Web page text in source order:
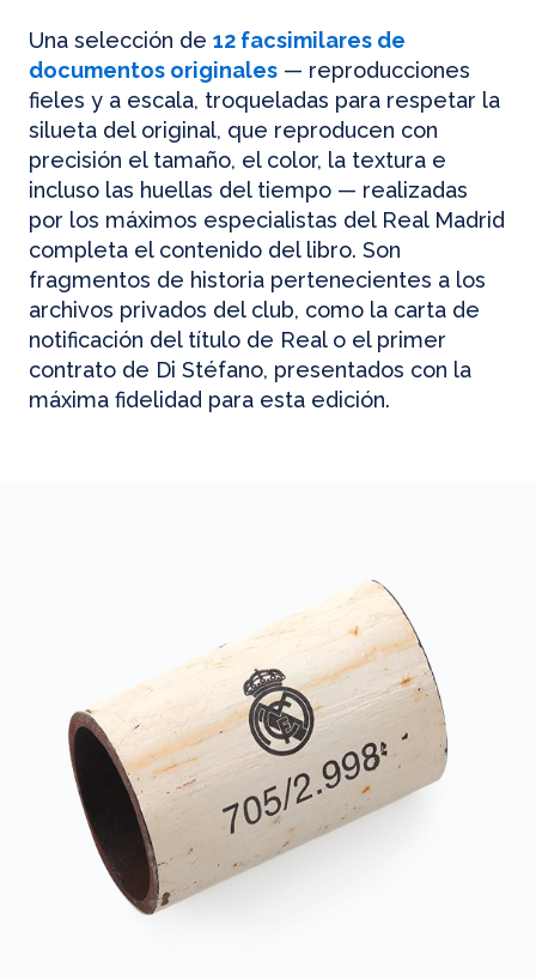
Una selección de 12 facsimilares de
documentos originales — reproducciones
fieles y a escala, troqueladas para respetar la
silueta del original, que reproducen con
precisión el tamaño, el color, la textura e
incluso las huellas del tiempo — realizadas
por los máximos especialistas del Real Madrid
completa el contenido del libro. Son
fragmentos de historia pertenecientes a los
archivos privados del club, como la carta de
notificación del título de Real o el primer
contrato de Di Stéfano, presentados con la
máxima fidelidad para esta edición.